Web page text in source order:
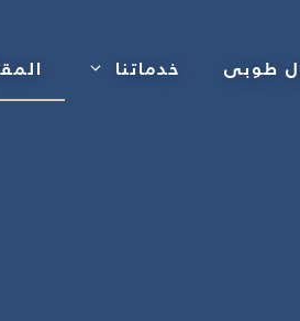
طوبى خدماتنا